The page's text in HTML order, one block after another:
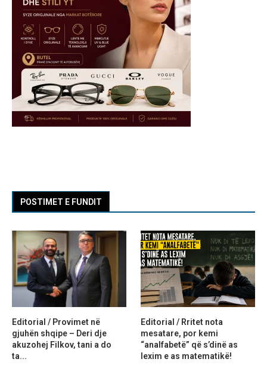
POSTIMET E FUNDIT
Editorial / Provimet në
gjuhën shqipe – Deri dje
akuzohej Filkov, tani a do
ta...
Editorial / Rritet nota
mesatare, por kemi
“analfabetë” që s’dinë as
lexim e as matematikë!